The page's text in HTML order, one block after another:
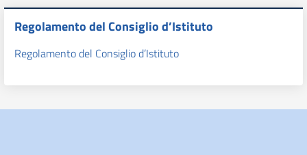
Regolamento del Consiglio d’Istituto
Regolamento del Consiglio d’Istituto